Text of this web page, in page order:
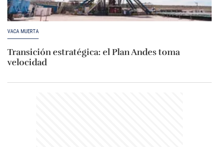
VACA MUERTA
Transición estratégica: el Plan Andes toma
velocidad